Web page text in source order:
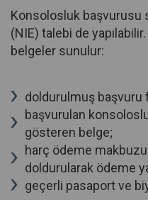
Konsolosluk başvurusu
(NIE) talebi de
belgeler sunulur:
doldurulmuş başvuru
başvurulan
gösteren belge;
harç ödeme
doldurularak ödeme
geçerli pasaport ve